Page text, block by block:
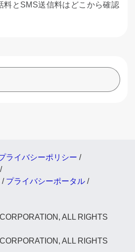
料とSMS送信料はどこから確認
ライバシーポリシー /
/
/ プライバシーポータル /
ALL RIGHTS
ALL RIGHTS